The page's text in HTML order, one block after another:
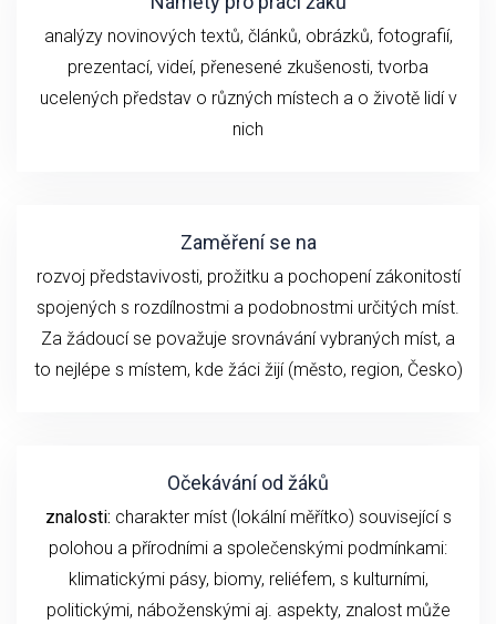
analýzy novinových textů, článků, obrázků, fotografií,
prezentací, videí, přenesené zkušenosti, tvorba
ucelených představ o různých místech a o životě lidí v
nich
Zaměření se na
rozvoj představivosti, prožitku a pochopení zákonitostí
spojených s rozdílnostmi a podobnostmi určitých míst.
Za žádoucí se považuje srovnávání vybraných míst, a
to nejlépe s místem, kde žáci žijí (město, region, Česko)
Očekávání od žáků
znalosti: charakter míst (lokální měřítko) související s
polohou a přírodními a společenskými podmínkami:
klimatickými pásy, biomy, reliéfem, s kulturními,
politickými, náboženskými aj. aspekty, znalost může